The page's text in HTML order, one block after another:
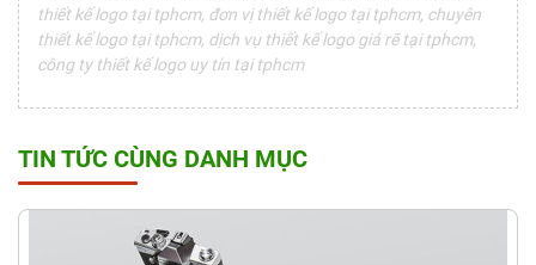
thiết kế logo tại tphcm, đơn vị thiết kế logo tại tphcm, chuyên
thiết kế logo tại tphcm, dịch vụ thiết kế logo giá rẽ tại tphcm,
công ty thiết kế logo uy tín tại tphcm
TIN TỨC CÙNG DANH MỤC